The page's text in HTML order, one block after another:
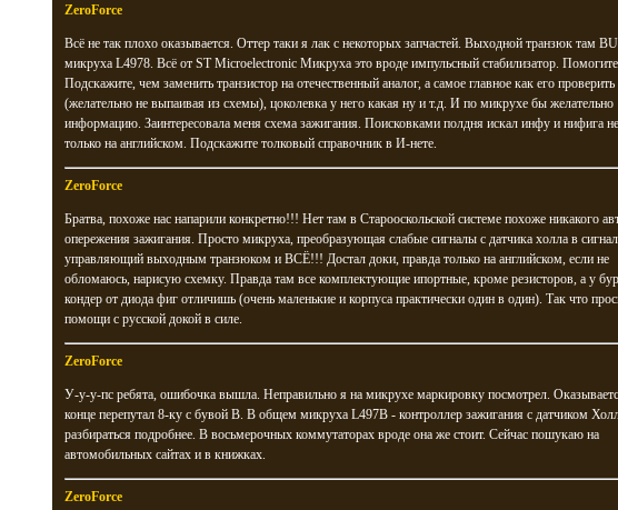
ZeroForce
Всё не так плохо оказывается. Оттер таки я лак с некоторых запчастей. Выходной транзюк там
микруха L4978. Всё от ST Microelectronic Микруха это вроде импульсный стабилизатор.
Подскажите, чем заменить транзистор на отечественный аналог, а самое главное как его проверить
(желательно не выпаивая из схемы), цоколевка у него какая ну и т.д. И по микрухе бы желательно
информацию. Заинтересовала меня схема зажигания. Поисковками полдня искал инфу и нифига
только на английском. Подскажите толковый справочник в И-нете.
ZeroForce
Братва, похоже нас напарили конкретно!!! Нет там в Старооскольской системе похоже никакого
опережения зажигания. Просто микруха, преобразующая слабые сигналы с датчика холла в сигнал
управляющий выходным транзюком и ВСЁ!!! Достал доки, правда только на английском, если не
обломаюсь, нарисую схемку. Правда там все комплектующие ипортные, кроме резисторов, а у
кондер от диода фиг отличишь (очень маленькие и корпуса практически один в один). Так что
помощи с русской докой в силе.
ZeroForce
У-у-у-пс ребята, ошибочка вышла. Неправильно я на микрухе маркировку посмотрел.
конце перепутал 8-ку с бувой В. В общем микруха L497B - контроллер зажигания с датчиком
разбираться подробнее. В восьмерочных коммутаторах вроде она же стоит. Сейчас пошукаю на
автомобильных сайтах и в книжках.
ZeroForce